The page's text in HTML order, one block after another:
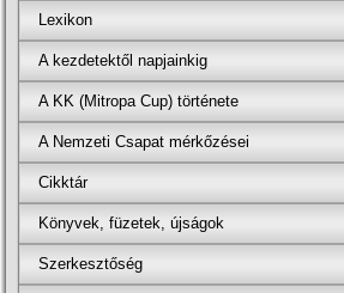
Lexikon
A kezdetektől napjainkig
A KK (Mitropa Cup) története
A Nemzeti Csapat mérkőzései
Cikktár
Könyvek, füzetek, újságok
Szerkesztőség